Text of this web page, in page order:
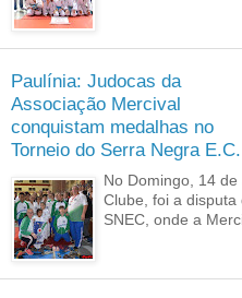
Paulínia: Judocas da
Associação Mercival
conquistam medalhas no
Torneio do Serra Negra E.C.
No Domingo, 14
Clube, foi a
SNEC, onde a